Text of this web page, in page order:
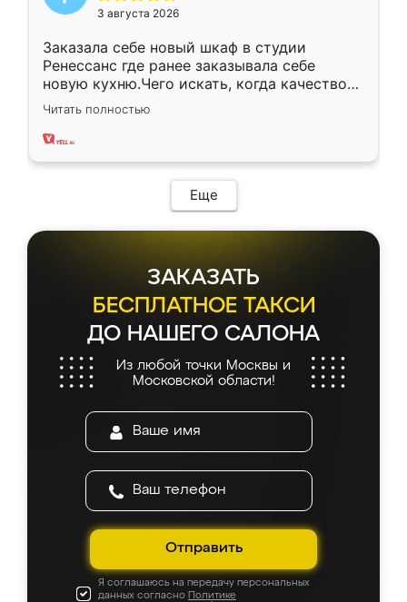
3 августа 2026
Заказала себе новый шкаф в студии
Ренессанс где ранее заказывала себе
новую кухню.Чего искать, когда качеством
вполне довольна. Служит кухня уже почти
два года, нареканий нет.
Читать полностью
Еще
ЗАКАЗАТЬ
БЕСПЛАТНОЕ ТАКСИ
ДО НАШЕГО САЛОНА
Из любой точки Москвы и
Московской области!
Отправить
Я соглашаюсь на передачу персональных
данных согласно Политике